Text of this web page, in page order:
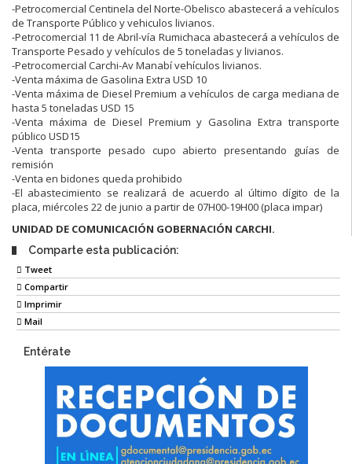
-Petrocomercial Centinela del Norte-Obelisco abastecerá a vehículos
de Transporte Público y vehiculos livianos.
-Petrocomercial 11 de Abril-vía Rumichaca abastecerá a vehículos de
Transporte Pesado y vehículos de 5 toneladas y livianos.
-Petrocomercial Carchi-Av Manabí vehículos livianos.
-Venta máxima de Gasolina Extra USD 10
-Venta máxima de Diesel Premium a vehículos de carga mediana de
hasta 5 toneladas USD 15
-Venta máxima de Diesel Premium y Gasolina Extra transporte
público USD15
-Venta transporte pesado cupo abierto presentando guías de
remisión
-Venta en bidones queda prohibido
-El abastecimiento se realizará de acuerdo al último dígito de la
placa, miércoles 22 de junio a partir de 07H00-19H00 (placa impar)
UNIDAD DE COMUNICACIÓN GOBERNACIÓN CARCHI.
Comparte esta publicación:
Tweet
Compartir
Imprimir
Mail
Entérate